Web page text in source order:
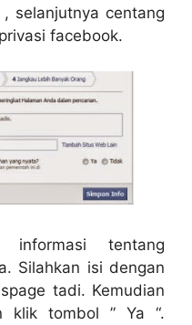
selanjutnya centang
facebook.
tentang
Silahkan isi dengan
tadi. Kemudian
klik tombol ” Ya “.